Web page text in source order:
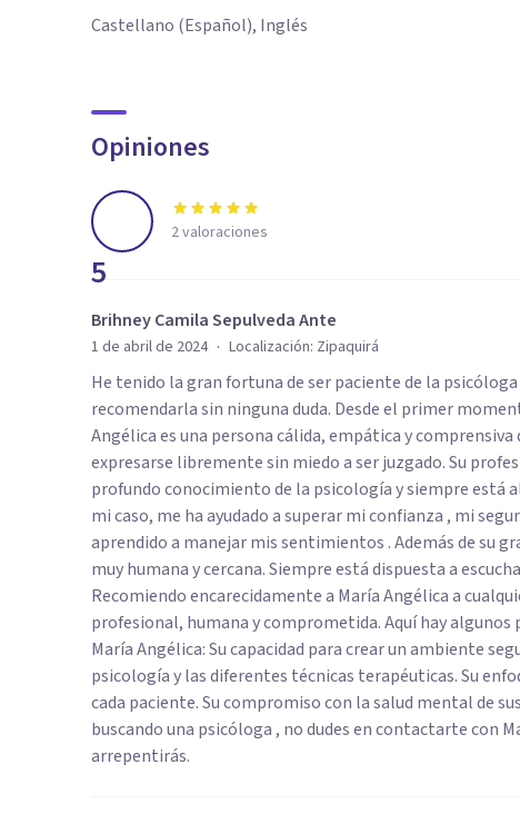
Castellano (Español), Inglés
Opiniones
5
2valoraciones
Brihney Camila Sepulveda Ante
1 de abril de 2024 · Localización: Zipaquirá
He tenido la gran fortuna de ser paciente de la
recomendarla sin ninguna duda. Desde el primer
Angélica es una persona cálida, empática y
expresarse libremente sin miedo a ser juzgado. Su
profundo conocimiento de la psicología y siempre está
mi caso, me ha ayudado a superar mi confianza , mi
aprendido a manejar mis sentimientos . Además de su
muy humana y cercana. Siempre está dispuesta a
Recomiendo encarecidamente a María Angélica a
profesional, humana y comprometida. Aquí hay
María Angélica: Su capacidad para crear un ambiente
psicología y las diferentes técnicas terapéuticas. Su
cada paciente. Su compromiso con la salud mental de
buscando una psicóloga , no dudes en contactarte con
arrepentirás.